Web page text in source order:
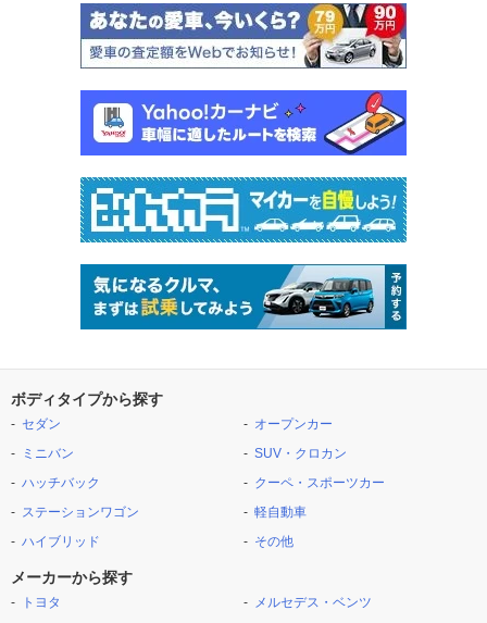
ボディタイプから探す
セダン
ミニバン
ハッチバック
ステーションワゴン
ハイブリッド
オープンカー
SUV・クロカン
クーペ・スポーツカー
軽自動車
その他
メーカーから探す
トヨタ
メルセデス・ベンツ